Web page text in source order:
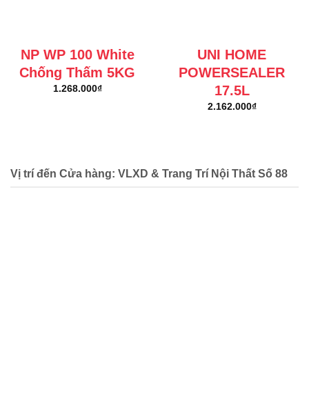
NP WP 100 White
Chống Thấm 5KG
1.268.000₫
UNI HOME
POWERSEALER
17.5L
2.162.000₫
Vị trí đến Cửa hàng: VLXD & Trang Trí Nội Thất Số 88